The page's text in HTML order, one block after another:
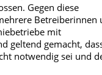
Gegen diese
Betreiberinnen
mit
geltend gemacht,
notwendig sei und